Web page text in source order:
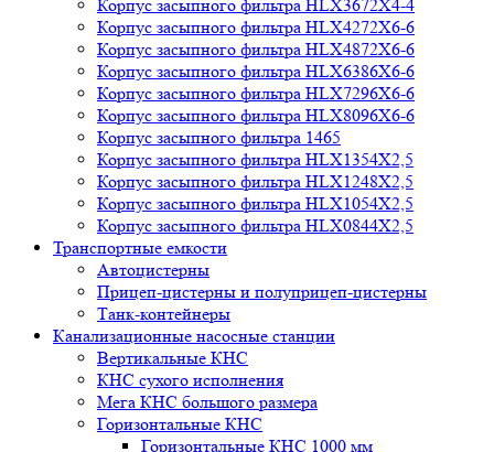
Корпус засыпного фильтра HLX3672X4-4
Корпус засыпного фильтра HLX4272X6-6
Корпус засыпного фильтра HLX4872X6-6
Корпус засыпного фильтра HLX6386X6-6
Корпус засыпного фильтра HLX7296X6-6
Корпус засыпного фильтра HLX8096X6-6
Корпус засыпного фильтра 1465
Корпус засыпного фильтра HLX1354X2,5
Корпус засыпного фильтра HLX1248X2,5
Корпус засыпного фильтра HLX1054X2,5
Корпус засыпного фильтра HLX0844X2,5
Транспортные емкости
Автоцистерны
Прицеп-цистерны и полуприцеп-цистерны
Танк-контейнеры
Канализационные насосные станции
Вертикальные КНС
КНС сухого исполнения
Мега КНС большого размера
Горизонтальные КНС
Горизонтальные КНС 1000 мм